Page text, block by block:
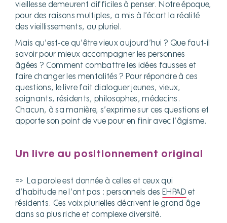
vieillesse demeurent difficiles à penser. Notre époque,
pour des raisons multiples, a mis à l’écart la réalité
des vieillissements, au pluriel.
Mais qu’est-ce qu’être vieux aujourd’hui ? Que faut-il
savoir pour mieux accompagner les personnes
âgées ? Comment combattre les idées fausses et
faire changer les mentalités ? Pour répondre à ces
questions, le livre fait dialoguer jeunes, vieux,
soignants, résidents, philosophes, médecins.
Chacun, à sa manière, s’exprime sur ces questions et
apporte son point de vue pour en finir avec l’âgisme.
Un livre au positionnement original
=> La parole est donnée à celles et ceux qui
d’habitude ne l’ont pas : personnels des EHPAD et
résidents. Ces voix plurielles décrivent le grand âge
dans sa plus riche et complexe diversité.